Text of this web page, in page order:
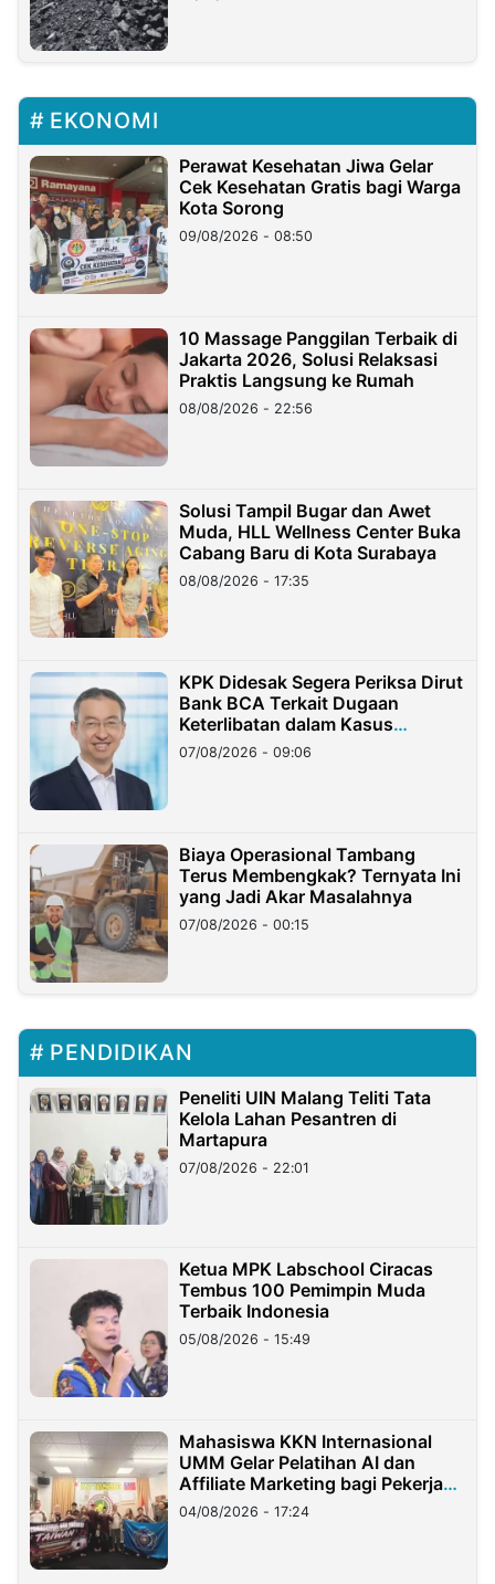
EKONOMI
Perawat Kesehatan Jiwa Gelar
Cek Kesehatan Gratis bagi Warga
Kota Sorong
09/08/2026 - 08:50
10 Massage Panggilan Terbaik di
Jakarta 2026, Solusi Relaksasi
Praktis Langsung ke Rumah
08/08/2026 - 22:56
Solusi Tampil Bugar dan Awet
Muda, HLL Wellness Center Buka
Cabang Baru di Kota Surabaya
08/08/2026 - 17:35
KPK Didesak Segera Periksa Dirut
Bank BCA Terkait Dugaan
Keterlibatan dalam Kasus
Hilangnya Dana Nasabah Rp2,58
Miliar
07/08/2026 - 09:06
Biaya Operasional Tambang
Terus Membengkak? Ternyata Ini
yang Jadi Akar Masalahnya
07/08/2026 - 00:15
PENDIDIKAN
Peneliti UIN Malang Teliti Tata
Kelola Lahan Pesantren di
Martapura
07/08/2026 - 22:01
Ketua MPK Labschool Ciracas
Tembus 100 Pemimpin Muda
Terbaik Indonesia
05/08/2026 - 15:49
Mahasiswa KKN Internasional
UMM Gelar Pelatihan AI dan
Affiliate Marketing bagi Pekerja
Migran Indonesia di Taiwan
04/08/2026 - 17:24